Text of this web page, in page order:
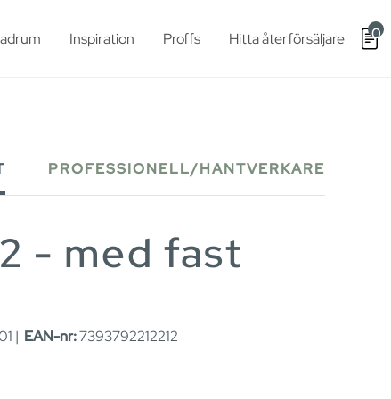
Inspiration Proffs Hitta återförsäljare 0
PROFESSIONELL/HANTVERKARE
- med fast
| EAN-nr:7393792212212